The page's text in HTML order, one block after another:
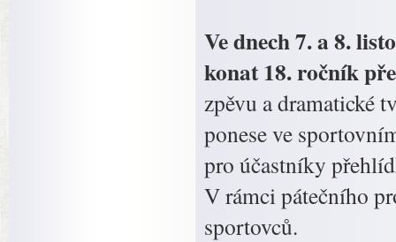
Ve dnech 7. a 8.
konat 18. ročník
zpěvu a dramatické
ponese ve
pro účastníky
V rámci pátečního
sportovců.